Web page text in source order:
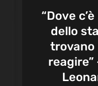
“Dove
dello
trovano